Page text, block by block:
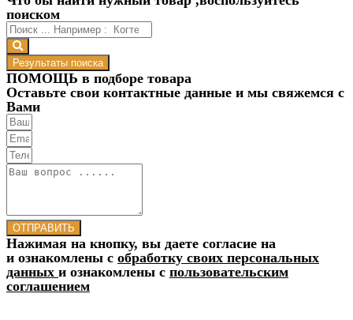
поиском
Результаты поиска
ПОМОЩЬ в подборе товара
Оставьте свои контактные данные и мы свяжемся с
Вами
ОТПРАВИТЬ
Нажимая на кнопку, вы даете согласие на
и ознакомлены с обработку своих персональных
данных и ознакомлены с пользовательским
соглашением